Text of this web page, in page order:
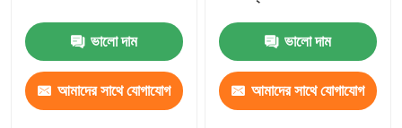
ভালো দাম
আমাদের সাথে যোগাযোগ
ভালো দাম
আমাদের সাথে যোগাযোগ